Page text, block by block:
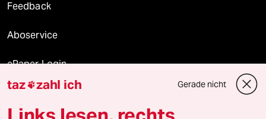
Feedback
Aboservice
ePaper Login
Downloads für Abonnierende
taz zahl ich Gerade nicht